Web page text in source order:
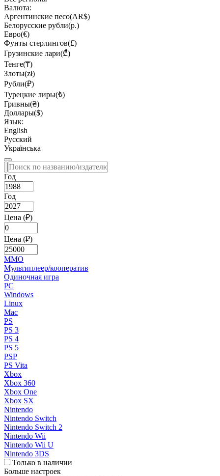
Валюта:
Аргентинские песо(AR$)
Белорусские рубли(р.)
Евро(€)
Фунты стерлингов(£)
Грузинские лари(₾)
Тенге(₸)
Злоты(zł)
Рубли(₽)
Турецкие лиры(₺)
Гривны(₴)
Доллары($)
Язык:
English
Русский
Українська
Год
Год
Цена (₽)
Цена (₽)
MMO
Мультиплеер/кооператив
Одиночная игра
PC
Windows
Linux
Mac
PS
PS 3
PS 4
PS 5
PSP
PS Vita
Xbox
Xbox 360
Xbox One
Xbox SX
Nintendo
Nintendo Switch
Nintendo Switch 2
Nintendo Wii
Nintendo Wii U
Nintendo 3DS
Только в наличии
Больше настроек